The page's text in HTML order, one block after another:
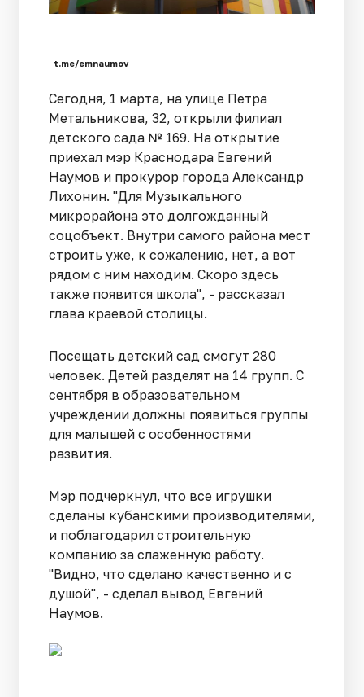
t.me/emnaumov
Сегодня, 1 марта, на улице Петра
Метальникова, 32, открыли филиал
детского сада № 169. На открытие
приехал мэр Краснодара Евгений
Наумов и прокурор города Александр
Лихонин. "Для Музыкального
микрорайона это долгожданный
соцобъект. Внутри самого района мест
строить уже, к сожалению, нет, а вот
рядом с ним находим. Скоро здесь
также появится школа", - рассказал
глава краевой столицы.
Посещать детский сад смогут 280
человек. Детей разделят на 14 групп. С
сентября в образовательном
учреждении должны появиться группы
для малышей с особенностями
развития.
Мэр подчеркнул, что все игрушки
сделаны кубанскими производителями,
и поблагодарил строительную
компанию за слаженную работу.
"Видно, что сделано качественно и с
душой", - сделал вывод Евгений
Наумов.